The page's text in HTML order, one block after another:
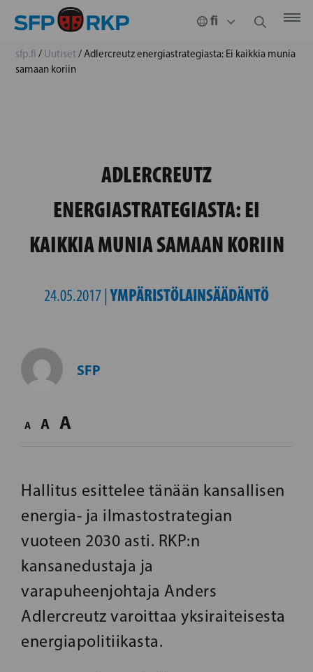
sfp.fi / Uutiset/Adlercreutz energiastrategiasta: Ei kaikkia munia
samaan koriin
ADLERCREUTZ
ENERGIASTRATEGIASTA: EI
KAIKKIA MUNIA SAMAAN KORIIN
24.05.2017 |YMPÄRISTÖLAINSÄÄDÄNTÖ
SFP
A A A
Hallitus esittelee tänään kansallisen
energia- ja ilmastostrategian
vuoteen 2030 asti. RKP:n
kansanedustaja ja
varapuheenjohtaja Anders
Adlercreutz varoittaa yksiraiteisesta
energiapolitiikasta.